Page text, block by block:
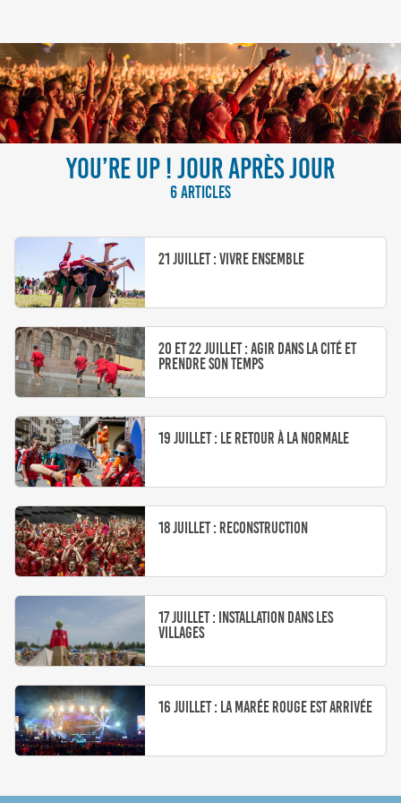
YOU’RE UP ! JOUR APRÈS JOUR
6 ARTICLES
21 Juillet : Vivre ensemble
20 et 22 Juillet : agir dans la cité et
prendre son temps
19 Juillet : le retour à la normale
18 Juillet : reconstruction
17 juillet : Installation dans les
villages
16 juillet : la marée rouge est arrivée